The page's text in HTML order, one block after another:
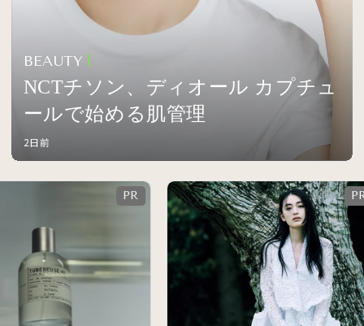
BEAUTY
NCTチソン、ディオール カプチュ
ールで始める肌管理
2日前